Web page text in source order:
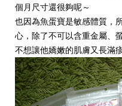
個月尺寸還很夠呢～
也因為魚蛋寶是敏感體質，
心，除了不可以含重金屬、
不想讓他嬌嫩的肌膚又長滿疹